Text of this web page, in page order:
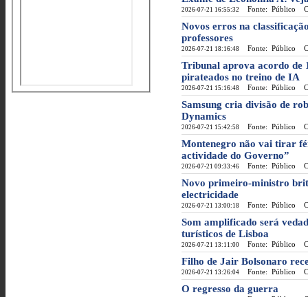
2026-07-21 16:55:32 Fonte: Público
Novos erros na
professores
2026-07-21 18:16:48 Fonte: Público
Tribunal aprova acordo de
pirateados no treino de IA
2026-07-21 15:16:48 Fonte: Público
Samsung cria divisão de
Dynamics
2026-07-21 15:42:58 Fonte: Público
Montenegro não vai tirar
actividade do Governo”
2026-07-21 09:33:46 Fonte: Público
Novo primeiro-ministro
electricidade
2026-07-21 13:00:18 Fonte: Público
Som amplificado será
turísticos de Lisboa
2026-07-21 13:11:00 Fonte: Público
Filho de Jair Bolsonaro
2026-07-21 13:26:04 Fonte: Público
O regresso da guerra